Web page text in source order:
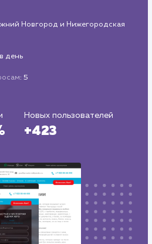
: 5
Новых пользователей
+423